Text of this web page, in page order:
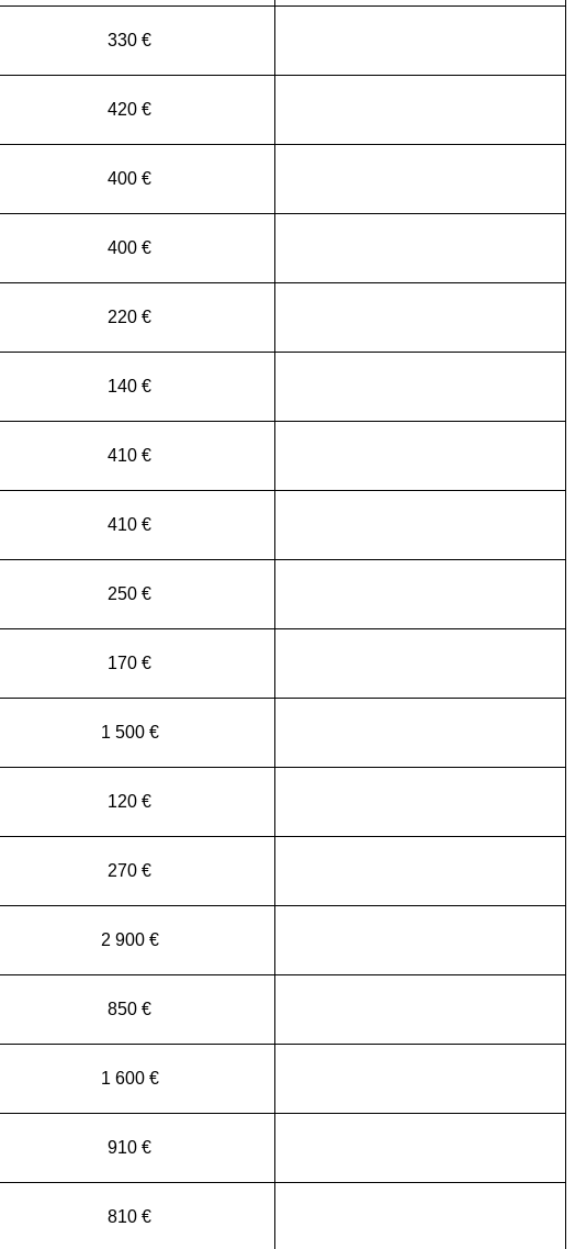
330 €
420 €
400 €
400 €
220 €
140 €
410 €
410 €
250 €
170 €
1 500 €
120 €
270 €
2 900 €
850 €
1 600 €
910 €
810 €